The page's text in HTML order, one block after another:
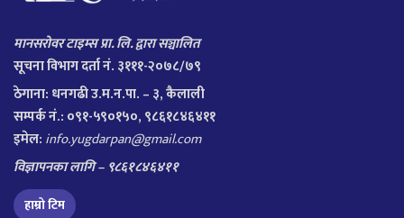
मानसरोवर टाइम्स प्रा. लि. द्वारा सञ्चालित
सूचना विभाग दर्ता नं. ३१११-२०७८/७९
ठेगाना: धनगढी उ.म.न.पा. – ३, कैलाली
सम्पर्क नं.: ०९१-५९०१५०, ९८६१८४६४११
इमेल: info.yugdarpan@gmail.com
विज्ञापनका लागि – ९८६१८४६४११
हाम्रो टिम